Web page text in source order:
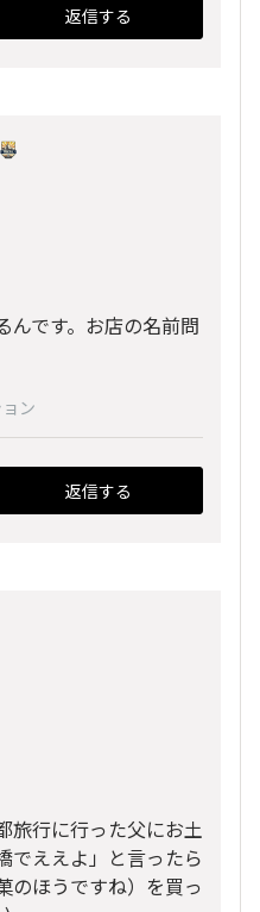
返信する
んです。お店の名前問
ン
返信する
旅行に行った父にお土
でええよ」と言ったら
のほうですね）を買っ